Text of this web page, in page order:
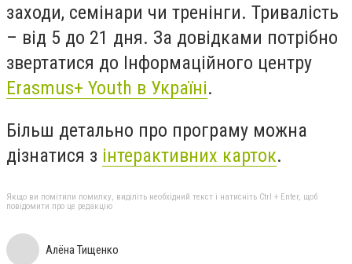
заходи, семінари чи тренінги. Тривалість
– від 5 до 21 дня. За довідками потрібно
звертатися до Інформаційного центру
Erasmus+ Youth в Україні.
Більш детально про програму можна
дізнатися з інтерактивних карток.
Якщо ви помітили помилку, виділіть необхідний текст і натисніть Ctrl + Enter, щоб
повідомити про це редакцію
Алёна Тищенко